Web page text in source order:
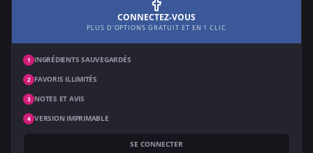
CONNECTEZ-VOUS
PLUS D'OPTIONS GRATUIT ET EN 1 CLIC
1 INGRÉDIENTS SAUVEGARDÉS
2 FAVORIS ILLIMITÉS
3 NOTES ET AVIS
4 VERSION IMPRIMABLE
SE CONNECTER